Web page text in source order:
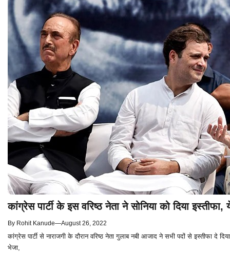
कांग्रेस पार्टी के इस वरिष्ठ नेता ने सोनिया को दिया
By Rohit Kanude—August 26, 2022
कांग्रेस पार्टी से नाराजगी के दौरान वरिष्ठ नेता गुलाब नबी आजाद ने सभी पदों से इस्तीफा दे दिया
भेजा,